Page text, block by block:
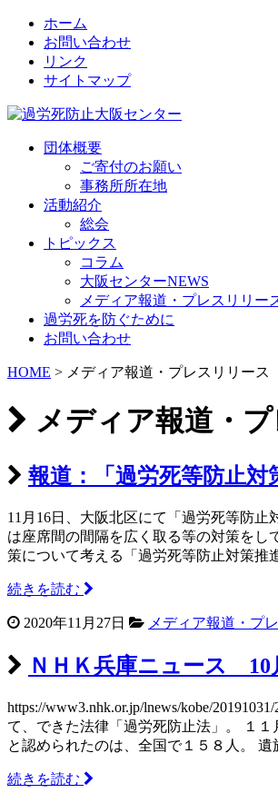
ホーム
お問い合わせ
リンク
サイトマップ
団体概要
ご寄付のお願い
事務所所在地
活動紹介
総会
トピックス
コラム
大阪センターNEWS
メディア報道・プレスリリー
過労死を防ぐために
お問い合わせ
HOME > メディア報道・プレスリリース
メディア報道・
報道：「過労死等防止対
11月16日、大阪北区にて「過労死等防
は座席間の間隔を広く取る等の対策をし
策について考える「過労死等防止対策
続きを読む
2020年11月27日 メディア報道・プ
ＮＨＫ兵庫ニュース
https://www3.nhk.or.jp/lnews/kobe/
て、できた法律「過労死防止法」。 １
と認められたのは、全国で１５８人。
続きを読む